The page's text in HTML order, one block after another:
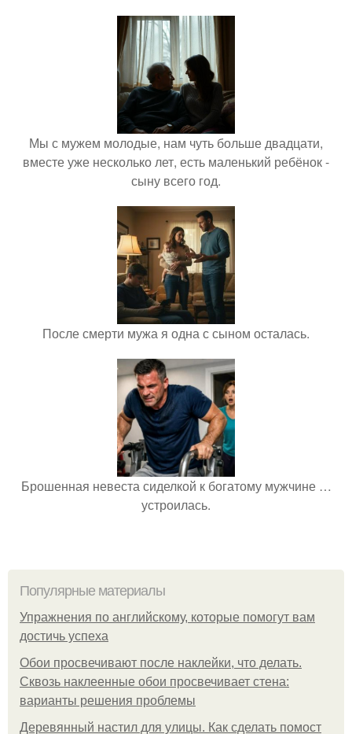
Мы с мужем молодые, нам чуть больше двадцати,
вместе уже несколько лет, есть маленький ребёнок -
сыну всего год.
После смерти мужа я одна с сыном осталась.
Брошенная невеста сиделкой к богатому мужчине …
устроилась.
Популярные материалы
Упражнения по английскому, которые помогут вам
достичь успеха
Обои просвечивают после наклейки, что делать.
Сквозь наклеенные обои просвечивает стена:
варианты решения проблемы
Деревянный настил для улицы. Как сделать помост